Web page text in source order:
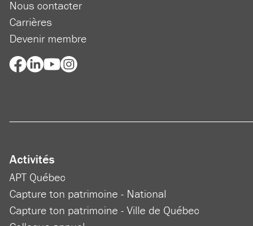
Nous contacter
Carrières
Devenir membre
Activités
APT Québec
Capture ton patrimoine - National
Capture ton patrimoine - Ville de Québec